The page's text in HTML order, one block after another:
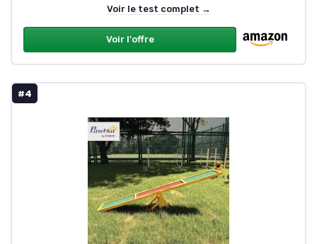
Voir le test complet →
Voir l'offre
#4